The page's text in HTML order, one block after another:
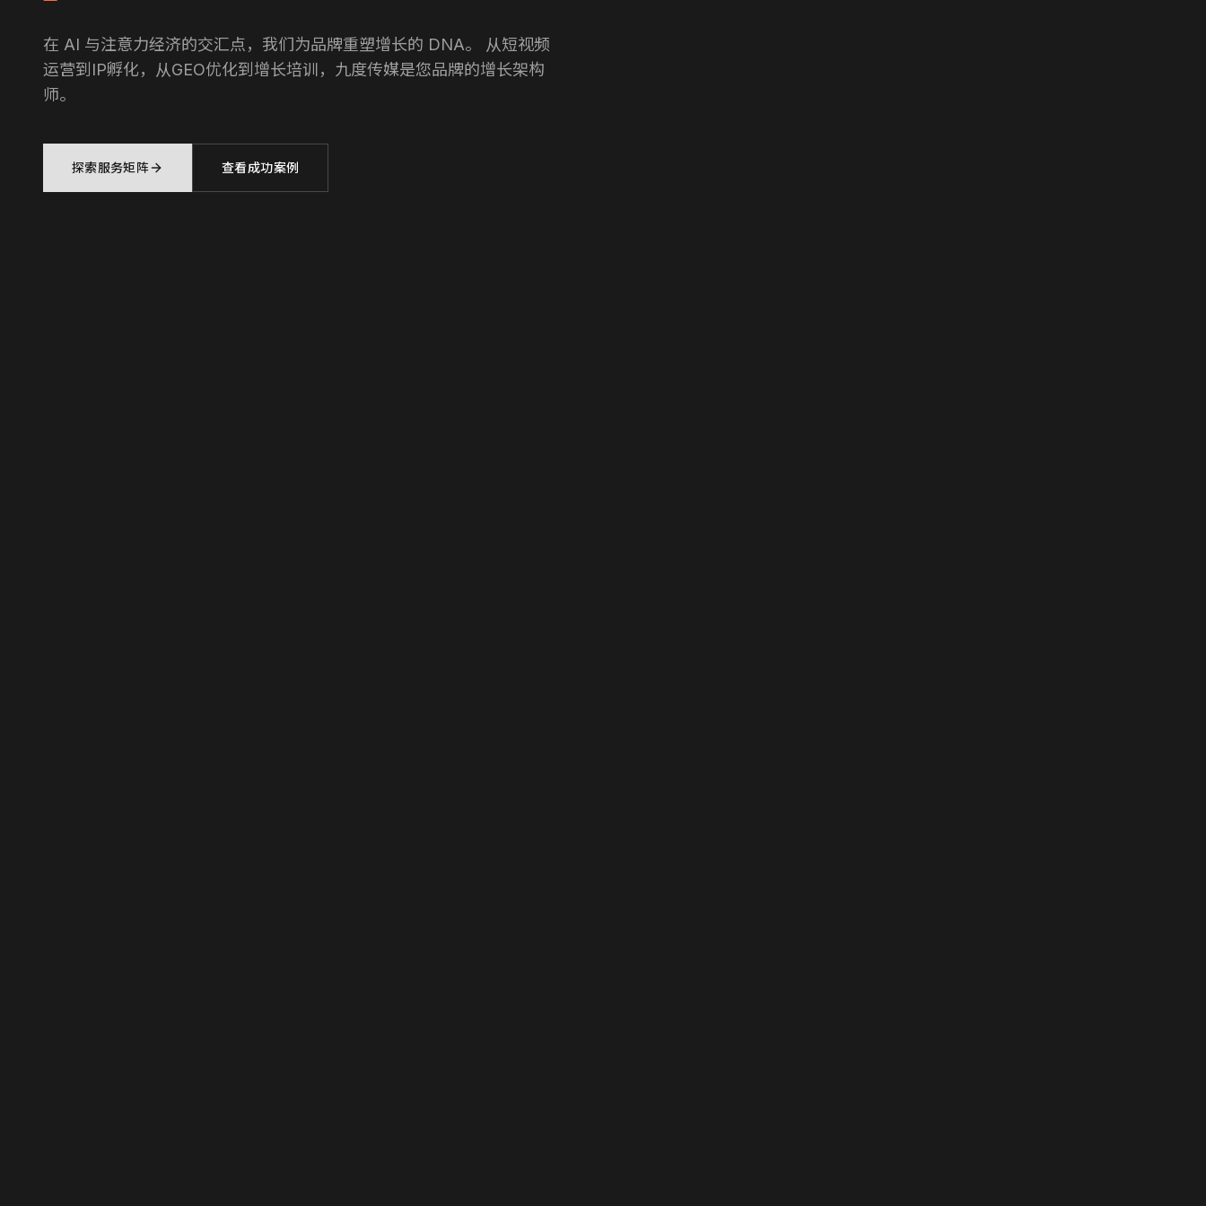
在 AI 与注意力经济的交汇点，我们为品牌重塑增长的 DNA。 从短视频
运营到IP孵化，从GEO优化到增长培训，九度传媒是您品牌的增长架构
师。
探索服务矩阵 查看成功案例